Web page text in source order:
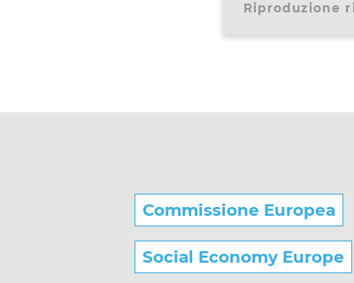
Riproduzione
Commissione Europea
Social Economy Europe